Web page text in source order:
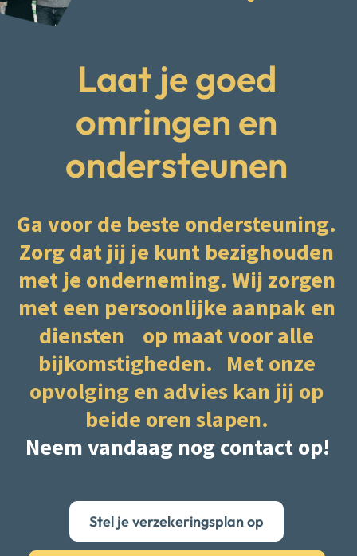
Laat je goed
omringen en
ondersteunen
Ga voor de beste ondersteuning.
Zorg dat jij je kunt bezighouden
met je onderneming. Wij zorgen
met een persoonlijke aanpak en
diensten op maat voor alle
bijkomstigheden. Met onze
opvolging en advies kan jij op
beide oren slapen.
Neem vandaag nog contact op!
Stel je verzekeringsplan op